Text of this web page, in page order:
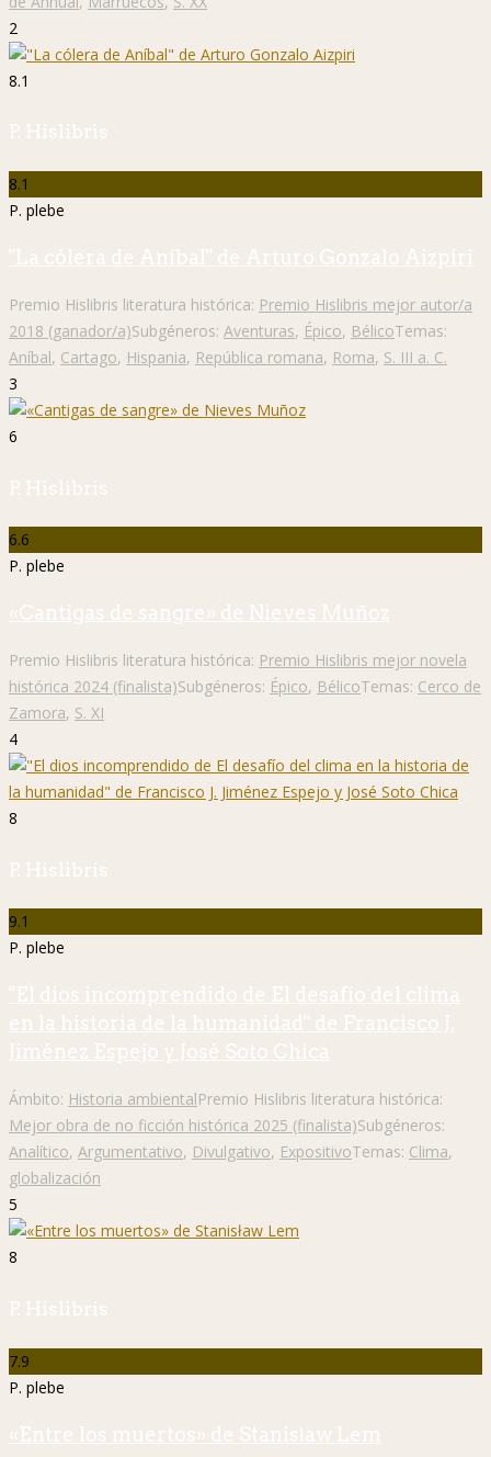
2
8.1
P. Hislibris
8.1
P. plebe
"La cólera de Aníbal" de Arturo Gonzalo Aizpiri
Premio Hislibris literatura histórica: Premio Hislibris mejor autor/a
2018 (ganador/a)Subgéneros: Aventuras, Épico, BélicoTemas:
Aníbal, Cartago, Hispania, República romana, Roma, S. III a. C.
3
6
P. Hislibris
6.6
P. plebe
«Cantigas de sangre» de Nieves Muñoz
Premio Hislibris literatura histórica: Premio Hislibris mejor novela
histórica 2024 (finalista)Subgéneros: Épico, BélicoTemas: Cerco de
Zamora, S. XI
4
8
P. Hislibris
9.1
P. plebe
"El dios incomprendido de El desafío del clima
en la historia de la humanidad" de Francisco J.
Jiménez Espejo y José Soto Chica
Ámbito: Historia ambientalPremio Hislibris literatura histórica:
Mejor obra de no ficción histórica 2025 (finalista)Subgéneros:
Analítico, Argumentativo, Divulgativo, ExpositivoTemas: Clima,
globalización
5
8
P. Hislibris
7.9
P. plebe
«Entre los muertos» de Stanisław Lem